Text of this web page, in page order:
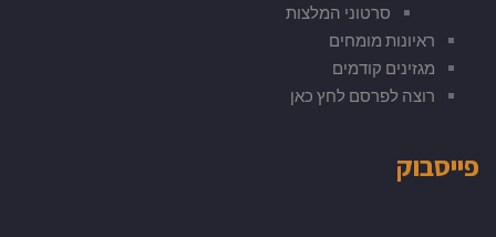
סרטוני המלצות
ראיונות מומחים
מגזינים קודמים
רוצה לפרסם לחץ כאן
פייסבוק